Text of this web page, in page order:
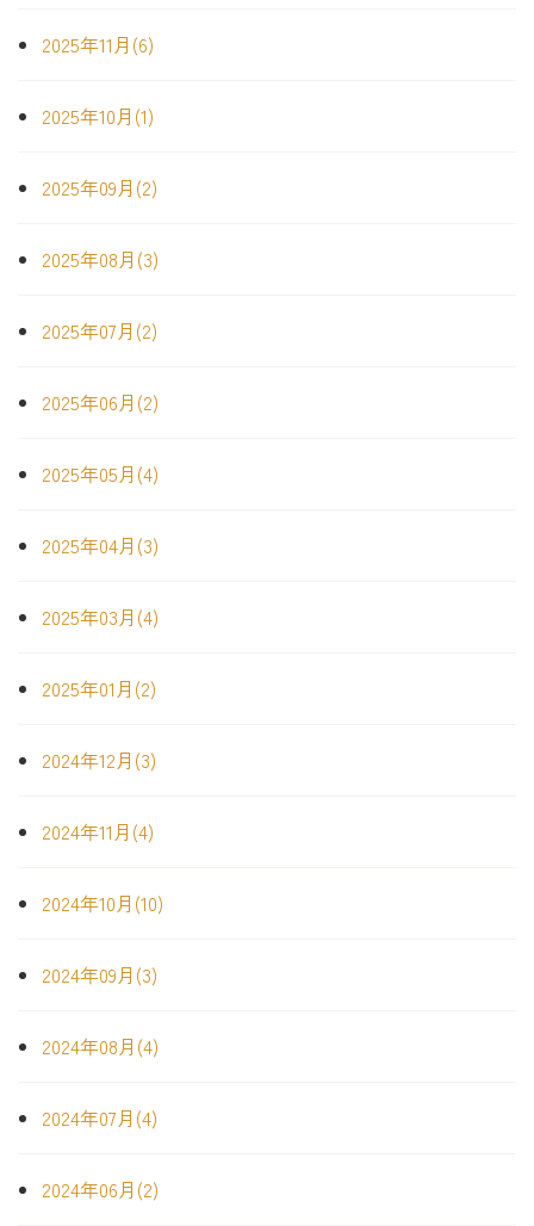
2025年11月(6)
2025年10月(1)
2025年09月(2)
2025年08月(3)
2025年07月(2)
2025年06月(2)
2025年05月(4)
2025年04月(3)
2025年03月(4)
2025年01月(2)
2024年12月(3)
2024年11月(4)
2024年10月(10)
2024年09月(3)
2024年08月(4)
2024年07月(4)
2024年06月(2)